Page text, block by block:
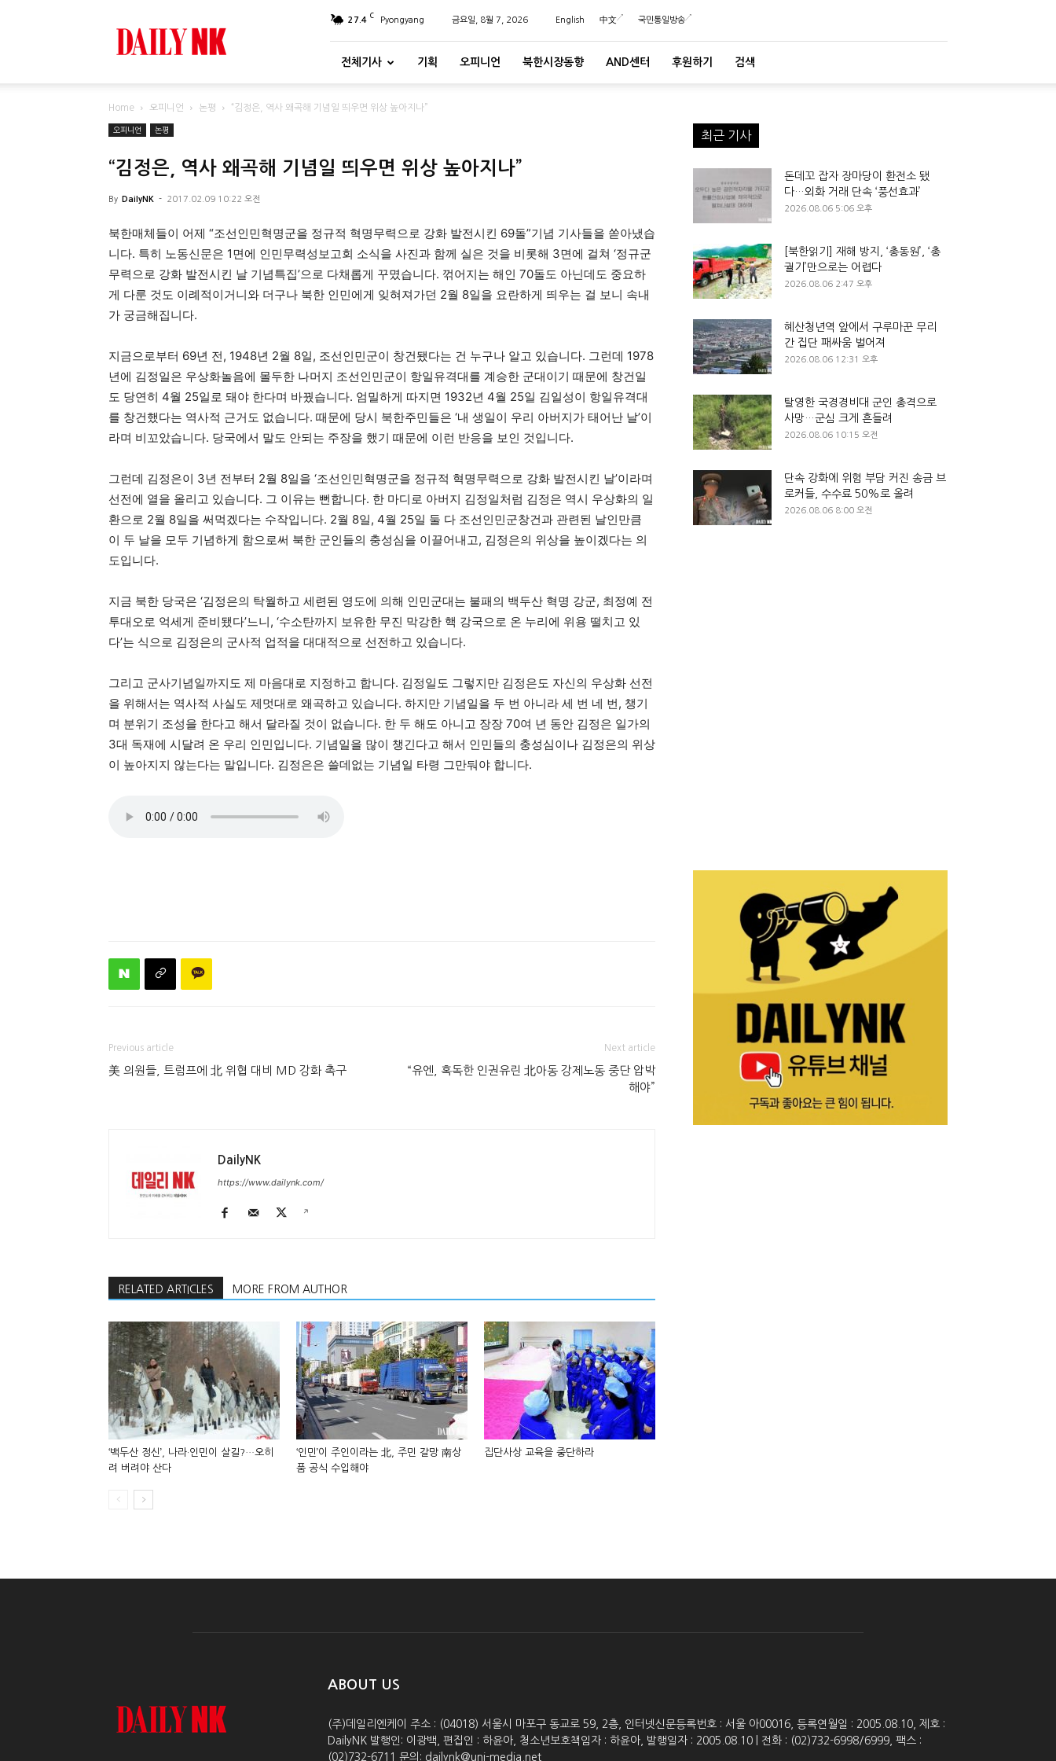
27.4 C Pyongyang 금요일, 8월 7, 2026 English 中文 국민통일방송
전체기사 기획 오피니언 북한시장동향 AND센터 후원하기 검색
Home 오피니언 논평 “김정은, 역사 왜곡해 기념일 띄우면 위상 높아지나”
오피니언 논평
“김정은, 역사 왜곡해 기념일 띄우면 위상 높아지나”
By DailyNK - 2017.02.09 10:22 오전
북한매체들이 어제 “조선인민혁명군을 정규적 혁명무력으로 강화 발전시킨 69돌”기념 기사들을 쏟아냈습
니다. 특히 노동신문은 1면에 인민무력성보고회 소식을 사진과 함께 실은 것을 비롯해 3면에 걸쳐 ‘정규군
무력으로 강화 발전시킨 날 기념특집’으로 다채롭게 꾸몄습니다. 꺾어지는 해인 70돌도 아닌데도 중요하
게 다룬 것도 이례적이거니와 더구나 북한 인민에게 잊혀져가던 2월 8일을 요란하게 띄우는 걸 보니 속내
가 궁금해집니다.
지금으로부터 69년 전, 1948년 2월 8일, 조선인민군이 창건됐다는 건 누구나 알고 있습니다. 그런데 1978
년에 김정일은 우상화놀음에 몰두한 나머지 조선인민군이 항일유격대를 계승한 군대이기 때문에 창건일
도 당연히 4월 25일로 돼야 한다며 바꿨습니다. 엄밀하게 따지면 1932년 4월 25일 김일성이 항일유격대
를 창건했다는 역사적 근거도 없습니다. 때문에 당시 북한주민들은 ‘내 생일이 우리 아버지가 태어난 날’이
라며 비꼬았습니다. 당국에서 말도 안되는 주장을 했기 때문에 이런 반응을 보인 것입니다.
그런데 김정은이 3년 전부터 2월 8일을 ‘조선인민혁명군을 정규적 혁명무력으로 강화 발전시킨 날’이라며
선전에 열을 올리고 있습니다. 그 이유는 뻔합니다. 한 마디로 아버지 김정일처럼 김정은 역시 우상화의 일
환으로 2월 8일을 써먹겠다는 수작입니다. 2월 8일, 4월 25일 둘 다 조선인민군창건과 관련된 날인만큼
이 두 날을 모두 기념하게 함으로써 북한 군인들의 충성심을 이끌어내고, 김정은의 위상을 높이겠다는 의
도입니다.
지금 북한 당국은 ‘김정은의 탁월하고 세련된 영도에 의해 인민군대는 불패의 백두산 혁명 강군, 최정예 전
투대오로 억세게 준비됐다’느니, ‘수소탄까지 보유한 무진 막강한 핵 강국으로 온 누리에 위용 떨치고 있
다’는 식으로 김정은의 군사적 업적을 대대적으로 선전하고 있습니다.
그리고 군사기념일까지도 제 마음대로 지정하고 합니다. 김정일도 그렇지만 김정은도 자신의 우상화 선전
을 위해서는 역사적 사실도 제멋대로 왜곡하고 있습니다. 하지만 기념일을 두 번 아니라 세 번 네 번, 챙기
며 분위기 조성을 한다고 해서 달라질 것이 없습니다. 한 두 해도 아니고 장장 70여 년 동안 김정은 일가의
3대 독재에 시달려 온 우리 인민입니다. 기념일을 많이 챙긴다고 해서 인민들의 충성심이나 김정은의 위상
이 높아지지 않는다는 말입니다. 김정은은 쓸데없는 기념일 타령 그만둬야 합니다.
Previous article
美 의원들, 트럼프에 北 위협 대비 MD 강화 촉구
Next article
“유엔, 혹독한 인권유린 北아동 강제노동 중단 압박
해야”
DailyNK
https://www.dailynk.com/
RELATED ARTICLES MORE FROM AUTHOR
‘백두산 정신’, 나라·인민이 살길?…오히
려 버려야 산다
‘인민’이 주인이라는 北, 주민 갈망 南상
품 공식 수입해야
집단사상 교육을 중단하라
최근 기사
돈데꼬 잡자 장마당이 환전소 됐
다…외화 거래 단속 ‘풍선효과’
2026.08.06 5:06 오후
[북한읽기] 재해 방지, ‘총동원’, ‘총
궐기’만으로는 어렵다
2026.08.06 2:47 오후
혜산청년역 앞에서 구루마꾼 무리
간 집단 패싸움 벌어져
2026.08.06 12:31 오후
탈영한 국경경비대 군인 총격으로
사망…군심 크게 흔들려
2026.08.06 10:15 오전
단속 강화에 위험 부담 커진 송금 브
로커들, 수수료 50%로 올려
2026.08.06 8:00 오전
ABOUT US
(주)데일리엔케이 주소 : (04018) 서울시 마포구 동교로 59, 2층, 인터넷신문등록번호 : 서울 아00016, 등록연월일 : 2005.08.10, 제호 :
DailyNK 발행인: 이광백, 편집인 : 하윤아, 청소년보호책임자 : 하윤아, 발행일자 : 2005.08.10 | 전화 : (02)732-6998/6999, 팩스 :
(02)732-6711 문의: dailynk@uni-media.net